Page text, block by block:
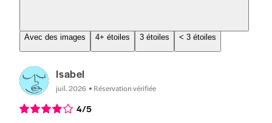
Avec des images 4+ étoiles 3 étoiles < 3 étoiles
Isabel
juil. 2026 Réservation vérifiée
4/5